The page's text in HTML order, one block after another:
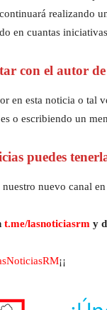
realizando
en cuantas
con el autor
en esta noticia o tal
o escribiendo un
puedes
nuestro nuevo canal
t.me/lasnoticiasrm y
¡¡